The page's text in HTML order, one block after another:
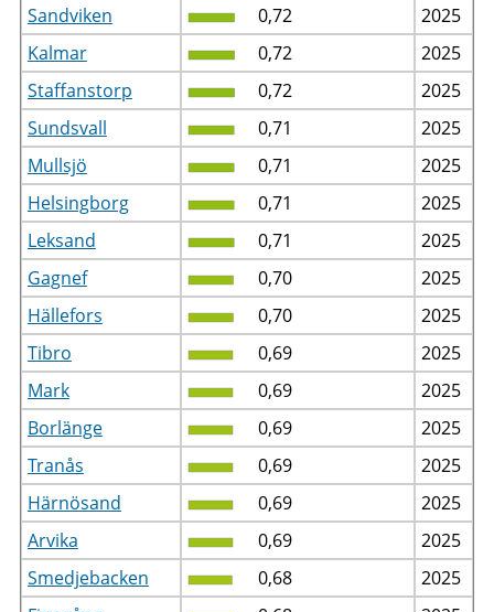
Sandviken
0,72
2025
Kalmar
0,72
2025
Staffanstorp
0,72
2025
Sundsvall
0,71
2025
Mullsjö
0,71
2025
Helsingborg
0,71
2025
Leksand
0,71
2025
Gagnef
0,70
2025
Hällefors
0,70
2025
Tibro
0,69
2025
Mark
0,69
2025
Borlänge
0,69
2025
Tranås
0,69
2025
Härnösand
0,69
2025
Arvika
0,69
2025
Smedjebacken
0,68
2025